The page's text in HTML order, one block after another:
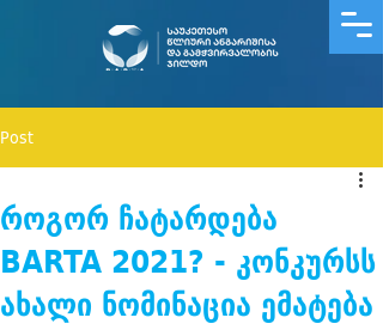
Post
როგორ ჩატარდება
BARTA 2021? - კონკურსს
ახალი ნომინაცია ემატება